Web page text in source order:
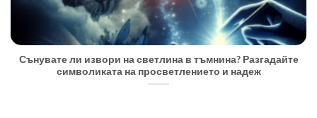
Сънувате ли извори на светлина в тъмнина? Разгадайте
символиката на просветлението и надеж